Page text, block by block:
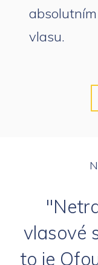
vlasu.
vlasové
to je